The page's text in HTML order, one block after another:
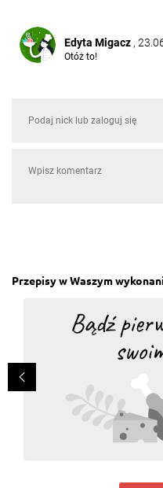
Edyta Migacz ,
Otóż to!
Pablo Fiołek
Danuta Basiewicz,
Kinga Parada,
Hanna Janeczek ,
Miód cud
Przepisy w Waszym